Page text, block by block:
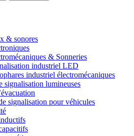
& sonores
& Sonneries
industriel LED
industriel électromécaniques
signalisation lumineuses
signalisation pour véhicules